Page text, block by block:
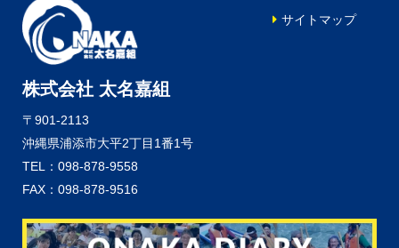
株式会社 太名嘉組
〒901-2113
沖縄県浦添市大平2丁目1番1号
TEL：098-878-9558
FAX：098-878-9516
サイトマップ